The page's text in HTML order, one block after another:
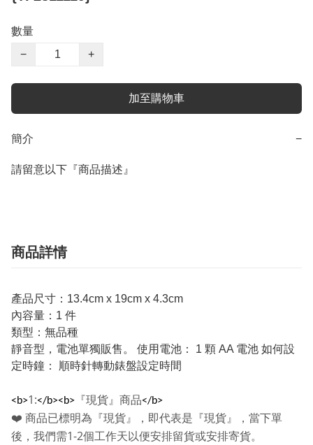
數量
−
+
加至購物車
簡介 −
請留意以下『商品描述』
商品詳情
產品尺寸：13.4cm x 19cm x 4.3cm
內容量：1 件
類型：無品種
靜音型，電池單獨販售。 使用電池： 1 顆 AA 電池 如何設
定時鐘： 順時針轉動錶盤設定時間
<b>1:</b><b> 『現貨』商品</b>
❤️ 商品已標明為『現貨』，即代表是『現貨』，當下單
後，我們需1-2個工作天以便安排留貨或安排寄貨。